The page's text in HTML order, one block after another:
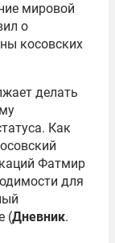
мировой
о
косовских
делать
Как
Фатмир
для
(Дневник.